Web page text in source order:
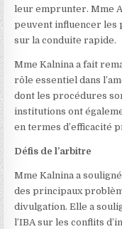
leur emprunter. Mme
peuvent influencer les
sur la conduite rapide.
Mme Kalnina a fait
rôle essentiel dans
dont les procédures
institutions ont
en termes d’efficacité
Défis de l’arbitre
Mme Kalnina a
des principaux
divulgation. Elle a
l’IBA sur les conflits